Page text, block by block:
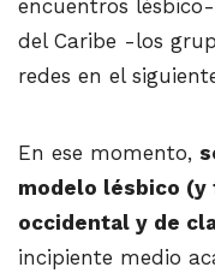
encuentros
del Caribe -los
redes en el
En ese momento,
modelo lésbico
occidental y de
incipiente medio